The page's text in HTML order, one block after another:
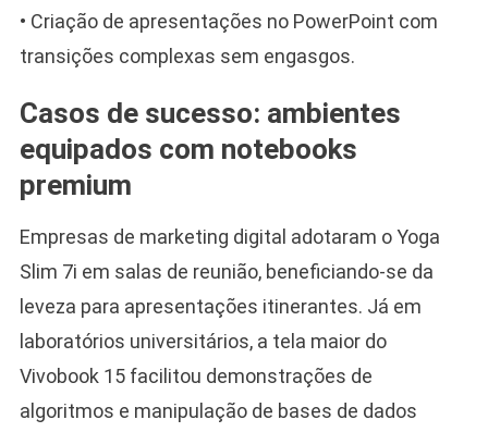
• Criação de apresentações no PowerPoint com
transições complexas sem engasgos.
Casos de sucesso: ambientes
equipados com notebooks
premium
Empresas de marketing digital adotaram o Yoga
Slim 7i em salas de reunião, beneficiando-se da
leveza para apresentações itinerantes. Já em
laboratórios universitários, a tela maior do
Vivobook 15 facilitou demonstrações de
algoritmos e manipulação de bases de dados